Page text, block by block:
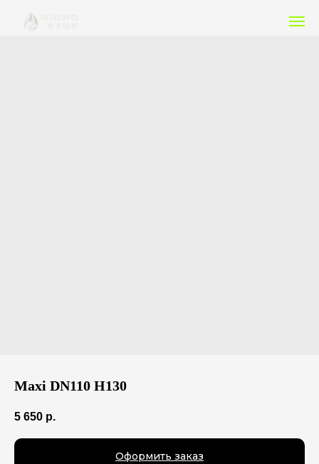
Maxi DN110 H130
5 650 р.
Оформить заказ